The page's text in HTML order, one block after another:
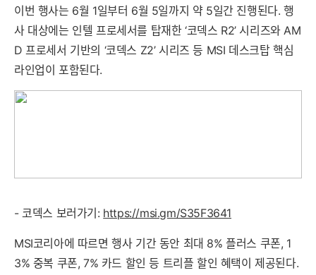
이번 행사는 6월 1일부터 6월 5일까지 약 5일간 진행된다. 행
사 대상에는 인텔 프로세서를 탑재한 ‘코덱스 R2’ 시리즈와 AM
D 프로세서 기반의 ‘코덱스 Z2’ 시리즈 등 MSI 데스크탑 핵심
라인업이 포함된다.
- 코덱스 보러가기: https://msi.gm/S35F3641
MSI코리아에 따르면 행사 기간 동안 최대 8% 플러스 쿠폰, 1
3% 중복 쿠폰, 7% 카드 할인 등 트리플 할인 혜택이 제공된다.